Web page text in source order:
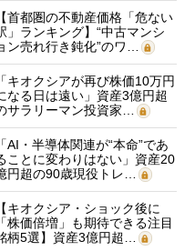
【首都圏の不動産価格「危ない
」ランキング】“中古マンシ
ン売れ行き鈍化”のワ…
「キオクシアが再び株価10万円
なる日は遠い」資産3億円超
サラリーマン投資家…
「AI・半導体関連が“本命”であ
ことに変わりはない」資産20
円超の90歳現役トレ…
【キオクシア・ショック後に
「株価倍増」も期待できる注目
柄5選】資産3億円超…